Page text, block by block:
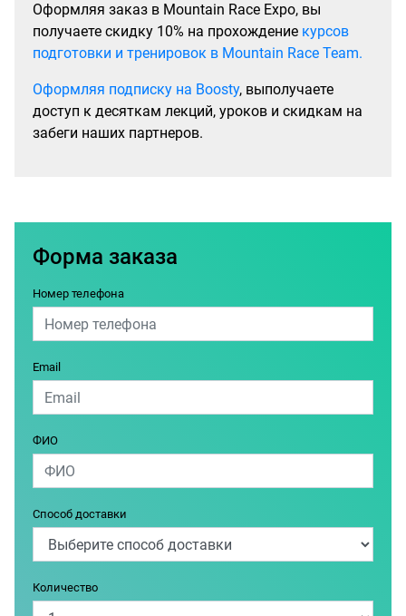
Оформляя заказ в Mountain Race Expo, вы
получаете скидку 10% на прохождение курсов
подготовки и тренировок в Mountain Race Team.
Оформляя подписку на Boosty, выполучаете
доступ к десяткам лекций, уроков и скидкам на
забеги наших партнеров.
Форма заказа
Номер телефона
Email
ФИО
Способ доставки
Количество